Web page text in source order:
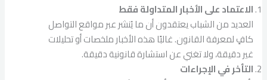
الاعتماد على الأخبار المتداولة فقط
العديد من الشباب يعتقدون أن ما يُنشر عبر مواقع التواصل
كافٍ لمعرفة القانون. غالبًا هذه الأخبار ملخصات أو تحليلات
غير دقيقة، ولا تغني عن استشارة قانونية دقيقة.
التأخر في الإجراءات